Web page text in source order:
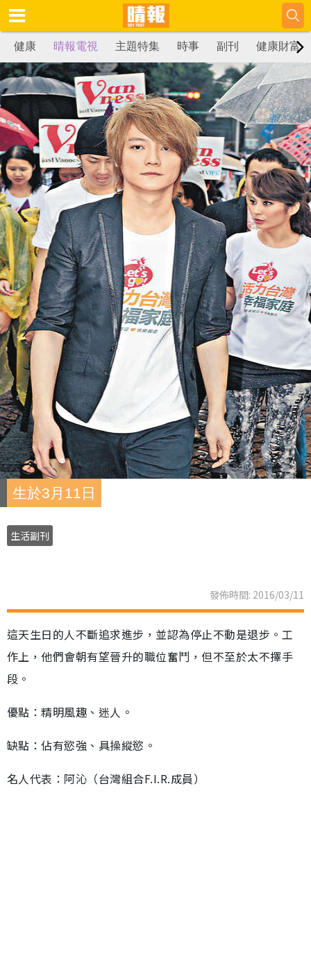
健康 晴報電視 主題特集 時事 副刊 健康財富
生於3月11日
生活副刊
發佈時間: 2016/03/11
這天生日的人不斷追求進步，並認為停止不動是退步。工
作上，他們會朝有望晉升的職位奮鬥，但不至於太不擇手
段。
優點：精明風趣、迷人。
缺點：佔有慾強、具操縱慾。
名人代表：阿沁（台灣組合F.I.R.成員）